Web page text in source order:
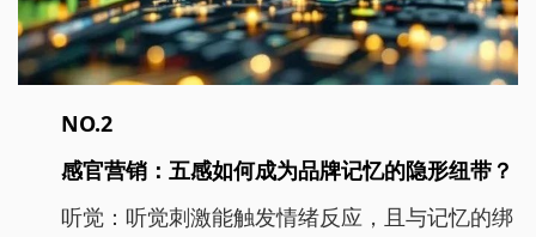
NO.2
感官营销：五感如何成为品牌记忆的隐形纽带？
听觉：听觉刺激能触发情绪反应，且与记忆的绑